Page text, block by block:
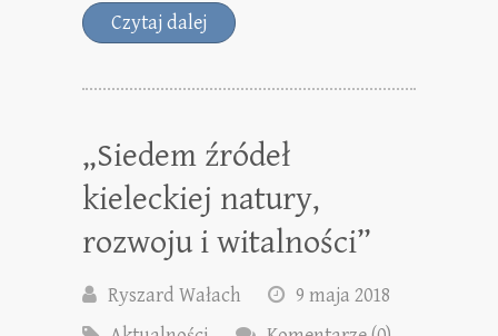
Czytaj dalej
„Siedem źródeł
kieleckiej natury,
rozwoju i witalności”
Ryszard Wałach
9 maja 2018